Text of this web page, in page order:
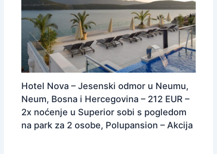
Hotel Nova – Jesenski odmor u Neumu,
Neum, Bosna i Hercegovina – 212 EUR –
2x noćenje u Superior sobi s pogledom
na park za 2 osobe, Polupansion – Akcija